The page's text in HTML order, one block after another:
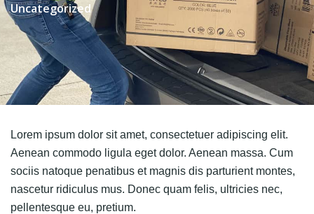
Uncategorized
Lorem ipsum dolor sit amet, consectetuer adipiscing elit.
Aenean commodo ligula eget dolor. Aenean massa. Cum
sociis natoque penatibus et magnis dis parturient montes,
nascetur ridiculus mus. Donec quam felis, ultricies nec,
pellentesque eu, pretium.